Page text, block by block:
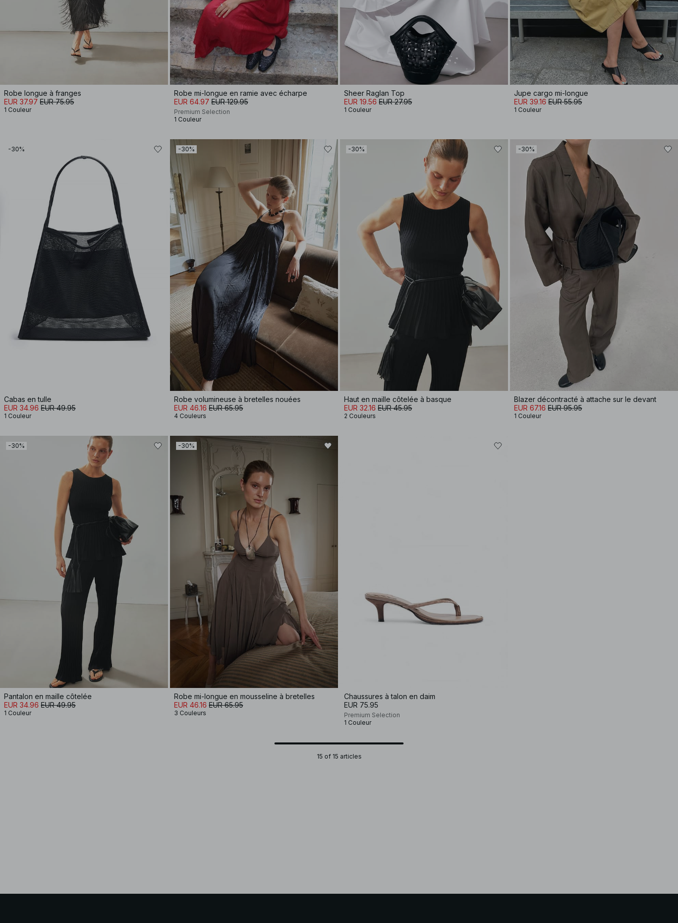
Robe longue à franges
EUR 37.97 EUR 75.95
1 Couleur
Robe mi-longue en ramie avec écharpe
EUR 64.97 EUR 129.95
Premium Selection
1 Couleur
Sheer Raglan Top
EUR 19.56 EUR 27.95
1 Couleur
Jupe cargo mi-longue
EUR 39.16 EUR 55.95
1 Couleur
-30%
Cabas en tulle
EUR 34.96 EUR 49.95
1 Couleur
-30%
Robe volumineuse à bretelles nouées
EUR 46.16 EUR 65.95
4 Couleurs
-30%
Haut en maille côtelée à basque
EUR 32.16 EUR 45.95
2 Couleurs
-30%
Blazer décontracté à attache sur le devant
EUR 67.16 EUR 95.95
1 Couleur
-30%
Pantalon en maille côtelée
EUR 34.96 EUR 49.95
1 Couleur
-30%
Robe mi-longue en mousseline à bretelles
EUR 46.16 EUR 65.95
3 Couleurs
Chaussures à talon en daim
EUR 75.95
Premium Selection
1 Couleur
15 of 15 articles